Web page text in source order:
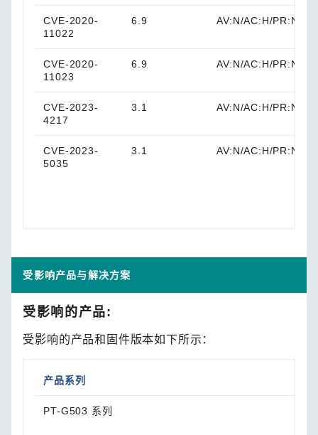
CVE-2020-
11022
6.9 AV:N/AC:H/PR:N/
CVE-2020-
11023
6.9 AV:N/AC:H/PR:N/
CVE-2023-
4217
3.1 AV:N/AC:H/PR:N/
CVE-2023-
5035
3.1 AV:N/AC:H/PR:N/
受影响产品与解决方案
受影响的产品:
受影响的产品和固件版本如下所示：
产品系列
PT-G503 系列